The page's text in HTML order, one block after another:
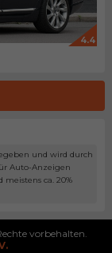
4.4
und wird durch
Auto-Anzeigen
ca. 20%
vorbehalten.